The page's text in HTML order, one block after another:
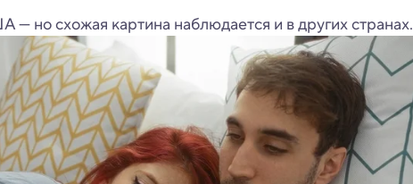
но схожая картина наблюдается и в других странах.